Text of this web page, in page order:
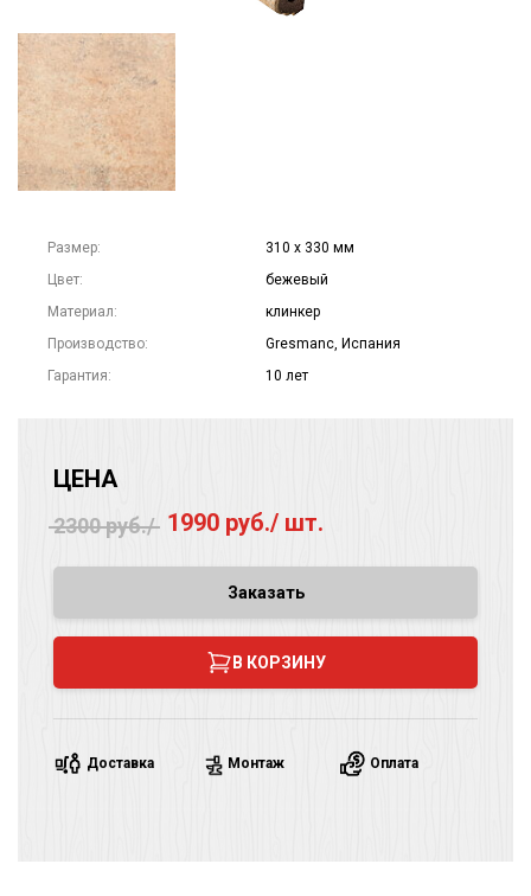
Размер:
310 х 330 мм
Цвет:
бежевый
Материал:
клинкер
Производство:
Gresmanc, Испания
Гарантия:
10 лет
ЦЕНА
2300 руб./ 1990 руб./ шт.
Заказать
В КОРЗИНУ
Доставка Монтаж Оплата